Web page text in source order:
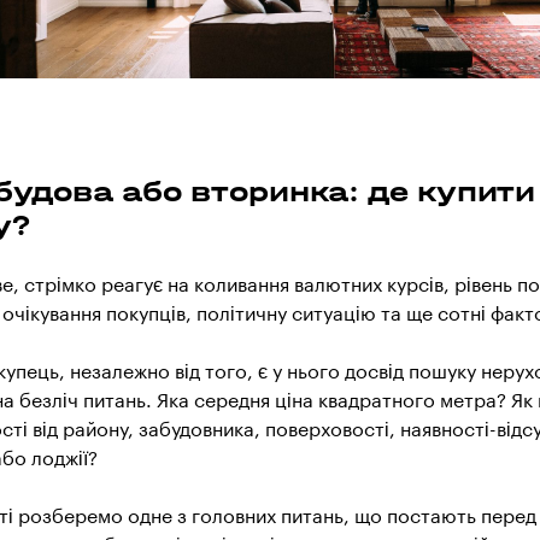
або вторинка: де
стрімко реагує на коливання валютних курсів, рівень
покупців, політичну ситуацію та ще сотні
незалежно від того, є у нього досвід пошуку
на безліч питань. Яка середня ціна квадратного метра?
від району, забудовника, поверховості, наявності-
лоджії?
розберемо одне з головних питань, що постають